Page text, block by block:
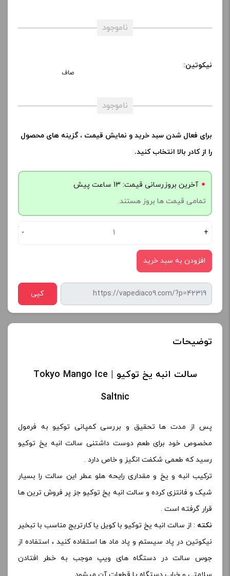
ناموجود
نیکوتین:
صاف
ناموجود
برای فعال شدن سبد خرید و نمایش قیمت ، گزینه های محصول
را از کادر بالا انتخاب کنید.
آخرین بروزرسانی قیمت: 13 ساعت پیش
تمامی قیمت ها بروز هستند.
- +
افزودن به سبد خرید
کپی
توضیحات
سالت انبه یخ توکیو | Tokyo Mango Ice
Saltnic
پس از مدت ها تحقیق و بررسی کمپانی توکیو به فرمول
مخصوص خود برای طعم دوست داشتنی سالت انبه یخ توکیو
رسید که طعمی شکفت انگیز و خاص دارد .
ترکیب انبه و یخ و مقداری رایحه هلو عطر این سالت را بسیار
شیک و فانتزی کرده و سالت انبه یخ توکیو جز پر فروش ترین ها
قرار گرفته است .
نکته : از سالت انبه یخ توکیو با کویل یا کارتریج مناسب با تبخیر
نیکوتین در پاد سیستم و پاد ماد ها استفاده کنید ، استفاده از
جوس سالت در دستگاه های ویپ موجب به خطر افتادن